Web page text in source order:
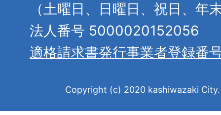
（土曜日、日曜日、祝日、年
法人番号 5000020152056
適格請求書発行事業者登録番
Copyright (c) 2020 kashiwazaki